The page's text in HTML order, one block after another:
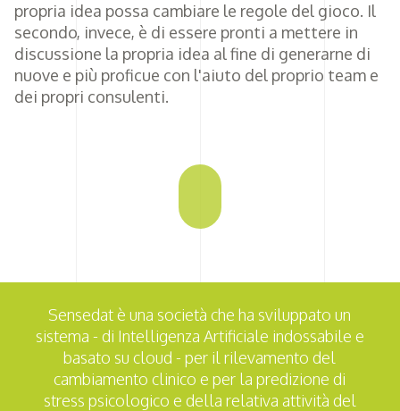
propria idea possa cambiare le regole del gioco. Il
secondo, invece, è di essere pronti a mettere in
discussione la propria idea al fine di generarne di
nuove e più proficue con l'aiuto del proprio team e
dei propri consulenti.
Sensedat è una società che ha sviluppato un
sistema - di Intelligenza Artificiale indossabile e
basato su cloud - per il rilevamento del
cambiamento clinico e per la predizione di
stress psicologico e della relativa attività del